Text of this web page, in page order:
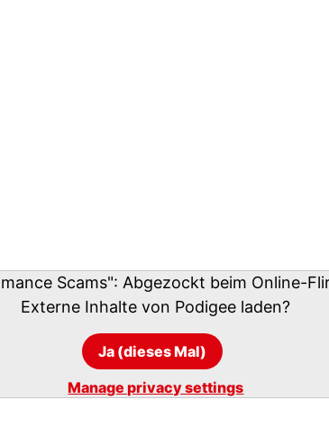
Scams": Abgezockt beim Online-
Externe Inhalte von Podigee laden?
Ja (dieses Mal)
Manage privacy settings